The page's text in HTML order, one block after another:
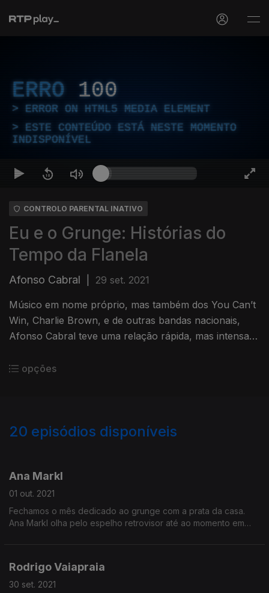
ERRO 100
ERROR ON HTML5 MEDIA ELEMENT
ESTE CONTEÚDO ESTÁ NESTE MOMENTO
INDISPONÍVEL
CONTROLO PARENTAL INATIVO
Eu e o Grunge: Histórias do
Tempo da Flanela
Afonso Cabral 29 set. 2021
Músico em nome próprio, mas também dos You Can’t
Win, Charlie Brown, e de outras bandas nacionais,
Afonso Cabral teve uma relação rápida, mas intensa
opções
20 episódios disponíveis
Ana Markl
01 out. 2021
Fechamos o mês dedicado ao grunge com a prata da casa.
Ana Markl olha pelo espelho retrovisor até ao momento em
Rodrigo Vaiapraia
30 set. 2021